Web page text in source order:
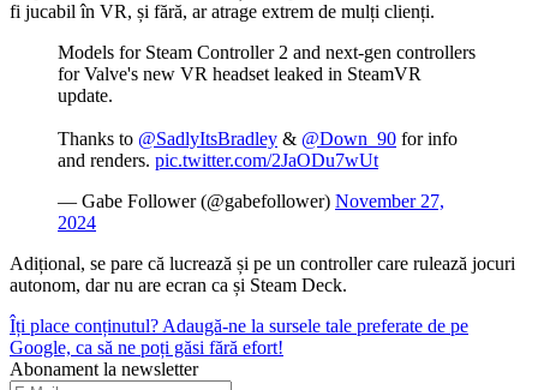
fi jucabil în VR, și fără, ar atrage extrem de mulți clienți.
Models for Steam Controller 2 and next-gen controllers
for Valve's new VR headset leaked in SteamVR
update.
Thanks to @SadlyItsBradley & @Down_90 for info
and renders. pic.twitter.com/2JaODu7wUt
— ‎Gabe Follower (@gabefollower) November 27,
2024
Adițional, se pare că lucrează și pe un controller care rulează jocuri
autonom, dar nu are ecran ca și Steam Deck.
Îți place conținutul? Adaugă-ne la sursele tale preferate de pe
Google, ca să ne poți găsi fără efort!
Abonament la newsletter